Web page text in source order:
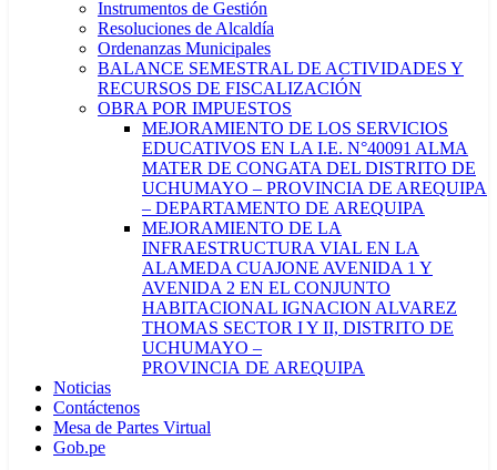
Instrumentos de Gestión
Resoluciones de Alcaldía
Ordenanzas Municipales
BALANCE SEMESTRAL DE ACTIVIDADES Y
RECURSOS DE FISCALIZACIÓN
OBRA POR IMPUESTOS
MEJORAMIENTO DE LOS SERVICIOS
EDUCATIVOS EN LA I.E. N°40091 ALMA
MATER DE CONGATA DEL DISTRITO DE
UCHUMAYO – PROVINCIA DE AREQUIPA
– DEPARTAMENTO DE AREQUIPA
MEJORAMIENTO DE LA
INFRAESTRUCTURA VIAL EN LA
ALAMEDA CUAJONE AVENIDA 1 Y
AVENIDA 2 EN EL CONJUNTO
HABITACIONAL IGNACION ALVAREZ
THOMAS SECTOR I Y II, DISTRITO DE
UCHUMAYO –
PROVINCIA DE AREQUIPA
Noticias
Contáctenos
Mesa de Partes Virtual
Gob.pe